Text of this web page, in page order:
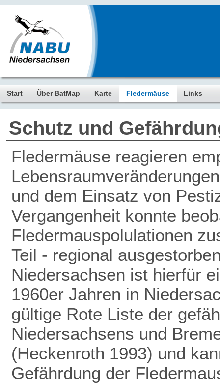
Start Über BatMap Karte Fledermäuse Links
Schutz und
Fledermäuse reagieren
und dem Einsatz von
Vergangenheit konnte
Fledermauspolulationen
Teil - regional
Niedersachsen ist hierfür
1960er Jahren in
gültige Rote Liste der
Niedersachsens und
(Heckenroth 1993) und
Gefährdung der